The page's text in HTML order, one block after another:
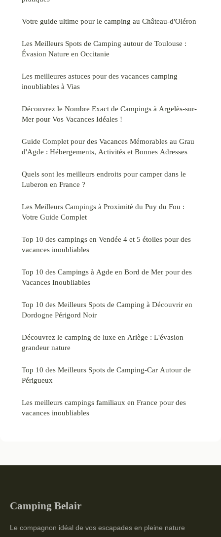
Votre guide ultime pour le camping au Château-d'Oléron
Les Meilleurs Spots de Camping autour de Toulouse :
Évasion Nature en Occitanie
Les meilleures astuces pour des vacances camping
inoubliables à Vias
Découvrez le Nombre Exact de Campings à Argelès-sur-
Mer pour Vos Vacances Idéales !
Guide Complet pour des Vacances Mémorables au Grau
d'Agde : Hébergements, Activités et Bonnes Adresses
Quels sont les meilleurs endroits pour camper dans le
Luberon en France ?
Les Meilleurs Campings à Proximité du Puy du Fou :
Votre Guide Complet
Top 10 des campings en Vendée 4 et 5 étoiles pour des
vacances inoubliables
Top 10 des Campings à Agde en Bord de Mer pour des
Vacances Inoubliables
Top 10 des Meilleurs Spots de Camping à Découvrir en
Dordogne Périgord Noir
Découvrez le camping de luxe en Ariège : L'évasion
grandeur nature
Top 10 des Meilleurs Spots de Camping-Car Autour de
Périgueux
Les meilleurs campings familiaux en France pour des
vacances inoubliables
Camping Belair
Le compagnon idéal de vos escapades en pleine nature